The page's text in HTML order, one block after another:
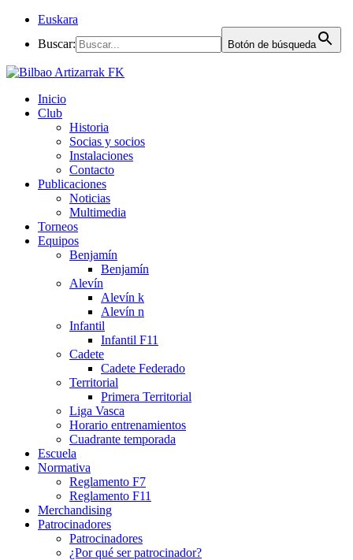
Euskara
Buscar:
Botón de búsqueda
Inicio
Club
Historia
Socias y socios
Instalaciones
Contacto
Publicaciones
Noticias
Multimedia
Torneos
Equipos
Benjamín
Benjamín
Alevín
Alevín k
Alevín n
Infantil
Infantil F11
Cadete
Cadete Federado
Territorial
Primera Territorial
Liga Vasca
Horario entrenamientos
Cuadrante temporada
Escuela
Normativa
Reglamento F7
Reglamento F11
Merchandising
Patrocinadores
Patrocinadores
¿Por qué ser patrocinador?